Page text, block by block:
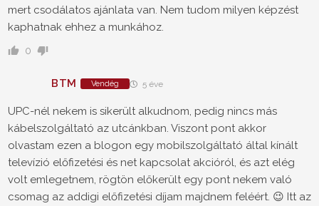
mert csodálatos ajánlata van. Nem tudom milyen képzést
kaphatnak ehhez a munkához.
0
BTM Vendég 5 éve
UPC-nél nekem is sikerült alkudnom, pedig nincs más
kábelszolgáltató az utcánkban. Viszont pont akkor
olvastam ezen a blogon egy mobilszolgáltató által kínált
televízió előfizetési és net kapcsolat akcióról, és azt elég
volt emlegetnem, rögtön előkerült egy pont nekem való
csomag az addigi előfizetési díjam majdnem feléért. 😉 Itt az